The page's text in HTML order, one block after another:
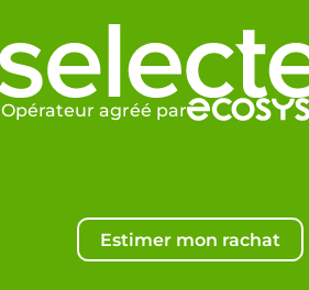
Opérateur agréé par
Estimer mon rachat